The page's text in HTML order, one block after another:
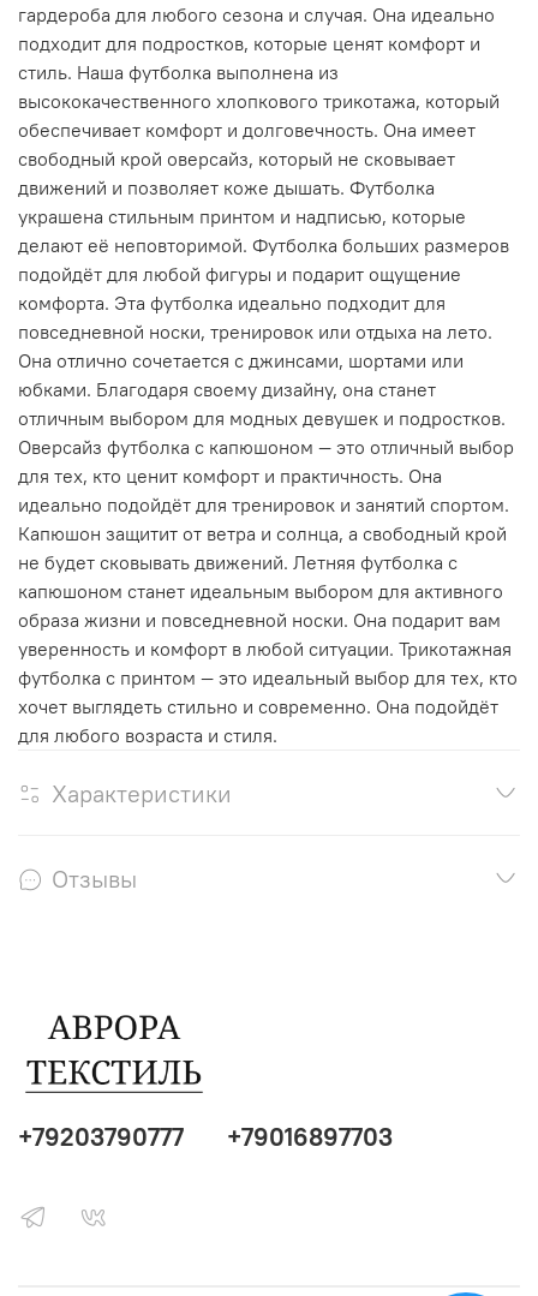
гардероба для любого сезона и случая. Она идеально
подходит для подростков, которые ценят комфорт и
стиль. Наша футболка выполнена из
высококачественного хлопкового трикотажа, который
обеспечивает комфорт и долговечность. Она имеет
свободный крой оверсайз, который не сковывает
движений и позволяет коже дышать. Футболка
украшена стильным принтом и надписью, которые
делают её неповторимой. Футболка больших размеров
подойдёт для любой фигуры и подарит ощущение
комфорта. Эта футболка идеально подходит для
повседневной носки, тренировок или отдыха на лето.
Она отлично сочетается с джинсами, шортами или
юбками. Благодаря своему дизайну, она станет
отличным выбором для модных девушек и подростков.
Оверсайз футболка с капюшоном — это отличный выбор
для тех, кто ценит комфорт и практичность. Она
идеально подойдёт для тренировок и занятий спортом.
Капюшон защитит от ветра и солнца, а свободный крой
не будет сковывать движений. Летняя футболка с
капюшоном станет идеальным выбором для активного
образа жизни и повседневной носки. Она подарит вам
уверенность и комфорт в любой ситуации. Трикотажная
футболка с принтом — это идеальный выбор для тех, кто
хочет выглядеть стильно и современно. Она подойдёт
для любого возраста и стиля.
Характеристики
Отзывы
+79203790777 +79016897703